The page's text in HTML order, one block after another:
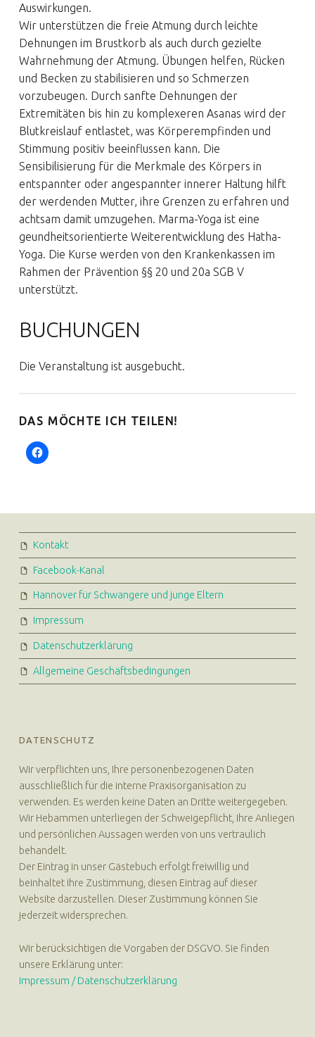
Auswirkungen.
Wir unterstützen die freie Atmung durch leichte
Dehnungen im Brustkorb als auch durch gezielte
Wahrnehmung der Atmung. Übungen helfen, Rücken
und Becken zu stabilisieren und so Schmerzen
vorzubeugen. Durch sanfte Dehnungen der
Extremitäten bis hin zu komplexeren Asanas wird der
Blutkreislauf entlastet, was Körperempfinden und
Stimmung positiv beeinflussen kann. Die
Sensibilisierung für die Merkmale des Körpers in
entspannter oder angespannter innerer Haltung hilft
der werdenden Mutter, ihre Grenzen zu erfahren und
achtsam damit umzugehen. Marma-Yoga ist eine
geundheitsorientierte Weiterentwicklung des Hatha-
Yoga. Die Kurse werden von den Krankenkassen im
Rahmen der Prävention §§ 20 und 20a SGB V
unterstützt.
BUCHUNGEN
Die Veranstaltung ist ausgebucht.
DAS MÖCHTE ICH TEILEN!
FOOTER SIDEBAR
Kontakt
Facebook-Kanal
Hannover für Schwangere und junge Eltern
Impressum
Datenschutzerklärung
Allgemeine Geschäftsbedingungen
DATENSCHUTZ
Wir verpflichten uns, Ihre personenbezogenen Daten
ausschließlich für die interne Praxisorganisation zu
verwenden. Es werden keine Daten an Dritte weitergegeben.
Wir Hebammen unterliegen der Schweigepflicht, Ihre Anliegen
und persönlichen Aussagen werden von uns vertraulich
behandelt.
Der Eintrag in unser Gästebuch erfolgt freiwillig und
beinhaltet Ihre Zustimmung, diesen Eintrag auf dieser
Website darzustellen. Dieser Zustimmung können Sie
jederzeit widersprechen.
Wir berücksichtigen die Vorgaben der DSGVO. Sie finden
unsere Erklärung unter:
Impressum / Datenschutzerklärung